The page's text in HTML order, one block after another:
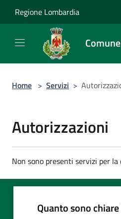
Regione Lombardia
Home > Servizi >
Autorizzazioni
Non sono presenti servizi per
Quanto sono